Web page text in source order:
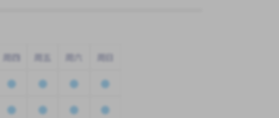
周四 周五 周六 周日